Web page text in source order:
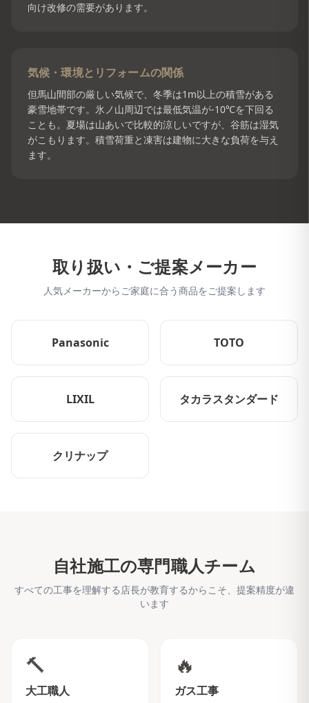
向け改修の需要があります。
気候・環境とリフォームの関係
但馬山間部の厳しい気候で、冬季は1m以上の積雪がある
豪雪地帯です。氷ノ山周辺では最低気温が-10℃を下回る
ことも。夏場は山あいで比較的涼しいですが、谷筋は湿気
がこもります。積雪荷重と凍害は建物に大きな負荷を与え
ます。
取り扱い・ご提案メーカー
人気メーカーからご家庭に合う商品をご提案します
Panasonic TOTO
LIXIL タカラスタンダード
クリナップ
自社施工の専門職人チーム
すべての工事を理解する店長が教育するからこそ、提案精度が違
います
🔨
大工職人
🔥
ガス工事